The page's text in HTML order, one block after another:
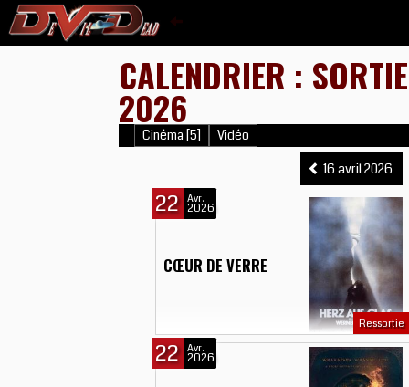
CALENDRIER :
2026
Cinéma [5] Vidéo
16 avril 2026
22 Avr.
2026
CŒUR DE VERRE
Ressortie
22 Avr.
2026